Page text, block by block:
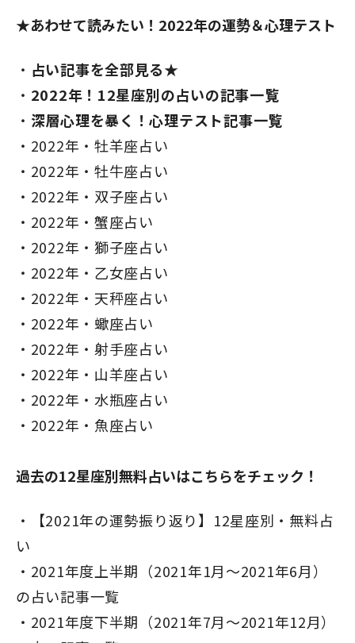
★あわせて読みたい！2022年の運勢＆心理テスト
占い記事を全部見る★
2022年！12星座別の占いの記事一覧
深層心理を暴く！心理テスト記事一覧
2022年・牡羊座占い
2022年・牡牛座占い
2022年・双子座占い
2022年・蟹座占い
2022年・獅子座占い
2022年・乙女座占い
2022年・天秤座占い
2022年・蠍座占い
2022年・射手座占い
2022年・山羊座占い
2022年・水瓶座占い
2022年・魚座占い
過去の12星座別無料占いはこちらをチェック！
【2021年の運勢振り返り】12星座別・無料占
い
2021年度上半期（2021年1月～2021年6月）
の占い記事一覧
2021年度下半期（2021年7月～2021年12月）